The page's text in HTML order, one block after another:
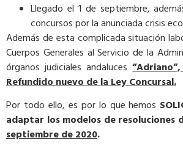
Llegado el 1 de septiembre,
concursos por la anunciada crisis
Además de esta complicada situación
Cuerpos Generales al Servicio de la
órganos judiciales andaluces
Refundido nuevo de la Ley Concursal.
Por todo ello, es por lo que hemos
adaptar los modelos de
septiembre de 2020.